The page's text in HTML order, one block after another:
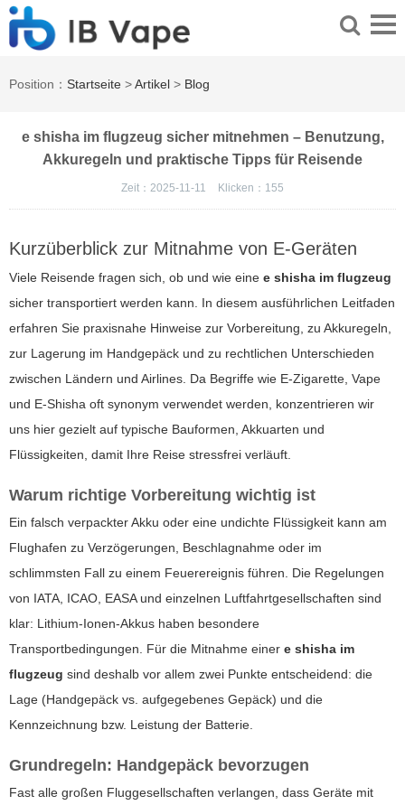
Position： Startseite >Artikel > Blog
e shisha im flugzeug sicher mitnehmen – Benutzung,
Akkuregeln und praktische Tipps für Reisende
Zeit：2025-11-11 Klicken： 155
Kurzüberblick zur Mitnahme von E-Geräten
Viele Reisende fragen sich, ob und wie eine e shisha im flugzeug
sicher transportiert werden kann. In diesem ausführlichen Leitfaden
erfahren Sie praxisnahe Hinweise zur Vorbereitung, zu Akkuregeln,
zur Lagerung im Handgepäck und zu rechtlichen Unterschieden
zwischen Ländern und Airlines. Da Begriffe wie E-Zigarette, Vape
und E-Shisha oft synonym verwendet werden, konzentrieren wir
uns hier gezielt auf typische Bauformen, Akkuarten und
Flüssigkeiten, damit Ihre Reise stressfrei verläuft.
Warum richtige Vorbereitung wichtig ist
Ein falsch verpackter Akku oder eine undichte Flüssigkeit kann am
Flughafen zu Verzögerungen, Beschlagnahme oder im
schlimmsten Fall zu einem Feuerereignis führen. Die Regelungen
von IATA, ICAO, EASA und einzelnen Luftfahrtgesellschaften sind
klar: Lithium-Ionen-Akkus haben besondere
Transportbedingungen. Für die Mitnahme einer e shisha im
flugzeug sind deshalb vor allem zwei Punkte entscheidend: die
Lage (Handgepäck vs. aufgegebenes Gepäck) und die
Kennzeichnung bzw. Leistung der Batterie.
Grundregeln: Handgepäck bevorzugen
Fast alle großen Fluggesellschaften verlangen, dass Geräte mit